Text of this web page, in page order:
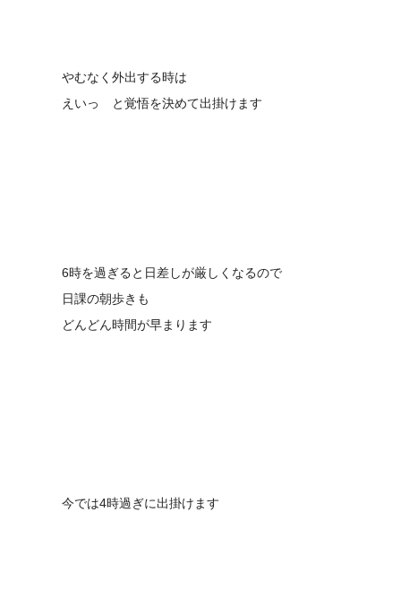
やむなく外出する時は
えいっ と覚悟を決めて出掛けます
6時を過ぎると日差しが厳しくなるので
日課の朝歩きも
どんどん時間が早まります
今では4時過ぎに出掛けます